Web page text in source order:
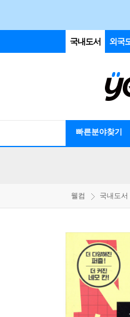
국내도서 외국
빠른분야찾기
웰컴 국내도서